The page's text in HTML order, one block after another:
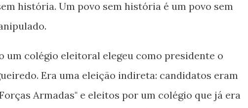
história. Um povo sem história é um povo sem
um colégio eleitoral elegeu como presidente o
Era uma eleição indireta: candidatos eram
Armadas" e eleitos por um colégio que já era